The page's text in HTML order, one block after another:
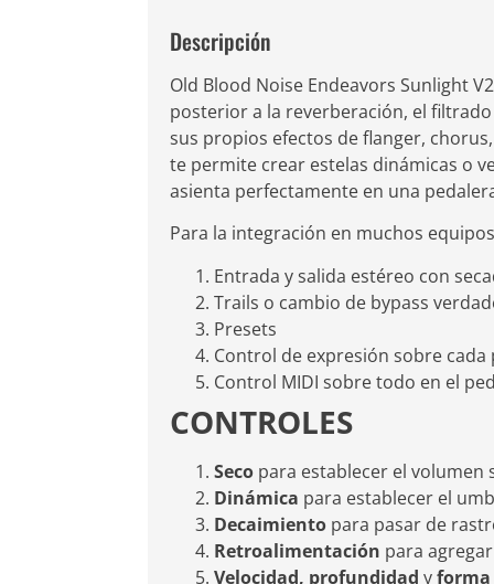
Descripción
Old Blood Noise Endeavors Sunlight
posterior a la reverberación, el
sus propios efectos de flanger,
te permite crear estelas dinámicas o
asienta perfectamente en una
Para la integración en muchos
Entrada y salida estéreo con
Trails o cambio de bypass
Presets
Control de expresión sobre cada
Control MIDI sobre todo en el
CONTROLES
Seco para establecer el volumen
Dinámica para establecer el
Decaimiento para pasar de
Retroalimentación para
Velocidad, profundidadyforma